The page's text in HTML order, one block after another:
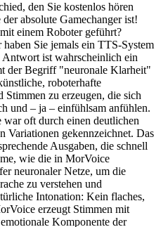
den Sie kostenlos hören
absolute Gamechanger ist!
einem Roboter geführt?
Sie jemals ein TTS-System
Antwort ist wahrscheinlich ein
der Begriff "neuronale Klarheit"
roboterhafte
zu erzeugen, die sich
und – ja – einfühlsam anfühlen.
oft durch einen deutlichen
Variationen gekennzeichnet. Das
Ausgaben, die schnell
wie die in MorVoice
neuronaler Netze, um die
zu verstehen und
Intonation: Kein flaches,
erzeugt Stimmen mit
Komponente der